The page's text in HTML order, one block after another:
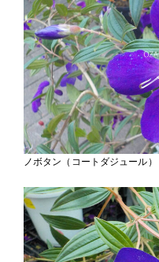
ノボタン（コートダジュール）